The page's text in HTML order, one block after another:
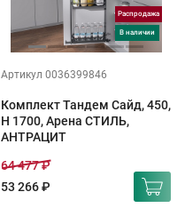
Распродажа
в наличии
Артикул 0036399846
Комплект Тандем Сайд, 450,
H 1700, Арена СТИЛЬ,
АНТРАЦИТ
53 266 ₽
64 477 ₽